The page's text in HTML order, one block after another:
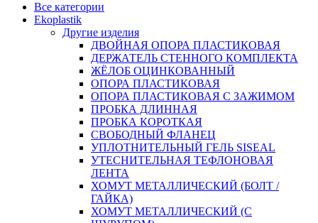
Все категории
Ekoplastik
Другие изделия
ДВОЙНАЯ ОПОРА ПЛАСТИКОВАЯ
ДЕРЖАТЕЛЬ СТЕННОГО КОМПЛЕКТА
ЖЁЛОБ ОЦИНКОВАННЫЙ
ОПОРА ПЛАСТИКОВАЯ
ОПОРА ПЛАСТИКОВАЯ С ЗАЖИМОМ
ПРОБКА ДЛИННАЯ
ПРОБКА КОРОТКАЯ
СВОБОДНЫЙ ФЛАНЕЦ
УПЛОТНИТЕЛЬНЫЙ ГЕЛЬ SISEAL
УТЕСНИТЕЛЬНАЯ ТЕФЛОНОВАЯ
ЛЕНТА
ХОМУТ МЕТАЛЛИЧЕСКИЙ (БОЛТ /
ГАЙКА)
ХОМУТ МЕТАЛЛИЧЕСКИЙ (С